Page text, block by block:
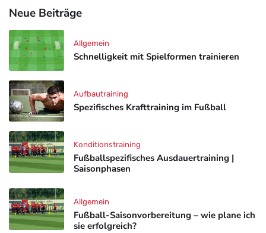
Neue Beiträge
Schnelligkeit mit Spielformen trainieren
Allgemein
Spezifisches Krafttraining im Fußball
Aufbautraining
Fußballspezifisches Ausdauertraining |
Saisonphasen
Konditionstraining
Fußball-Saisonvorbereitung – wie plane ich
sie erfolgreich?
Allgemein